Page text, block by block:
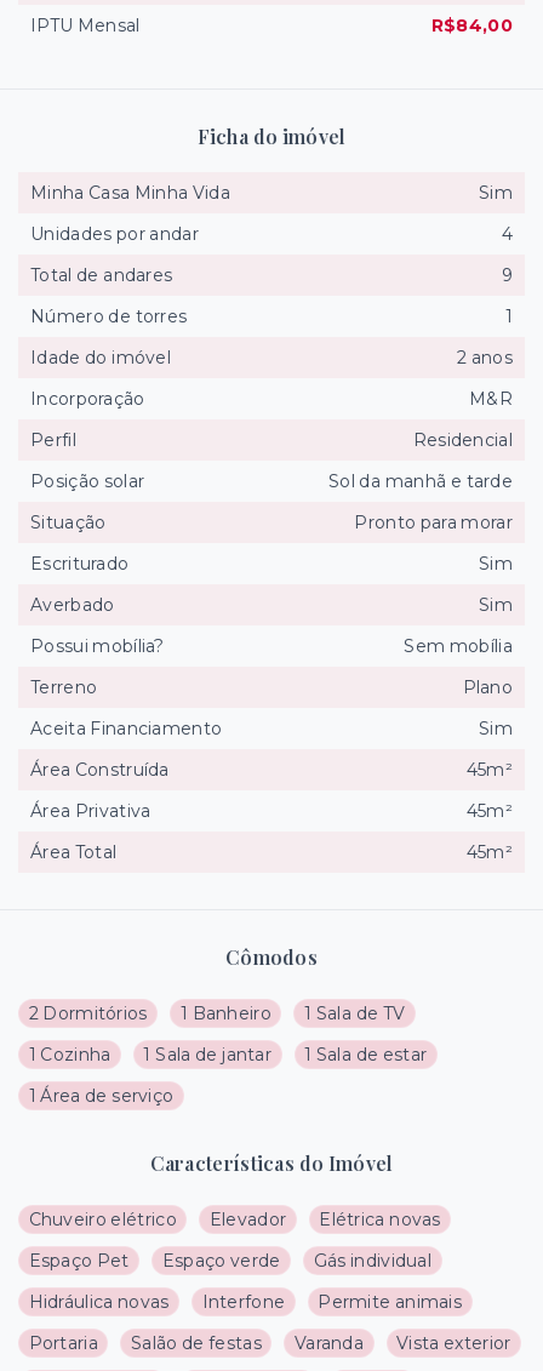
Cômodos
2 Dormitórios 1 Banheiro
1 Sala de TV
1 Cozinha
1 Sala de jantar
1 Sala de estar
1 Área de serviço
Características do Imóvel
Chuveiro elétrico Elevador
Elétrica novas
Espaço Pet
Espaço verde
Gás individual
Hidráulica novas
Interfone
Permite animais
Portaria
Salão de festas Varanda
Vista exterior
IPTU Mensal
R$84,00
Ficha do imóvel
Minha Casa Minha Vida
Sim
Unidades por andar
4
Total de andares
9
Número de torres
1
Idade do imóvel
2 anos
Incorporação
M&R
Perfil
Residencial
Posição solar
Sol da manhã e tarde
Situação
Pronto para morar
Escriturado
Sim
Averbado
Sim
Possui mobília?
Sem mobília
Terreno
Plano
Aceita Financiamento
Sim
Área Construída
45m²
Área Privativa
45m²
Área Total
45m²